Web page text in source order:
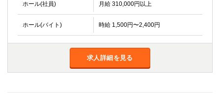
ホール(社員) 月給 310,000円以上
ホール(バイト) 時給 1,500円〜2,400円
求人詳細を見る
①歌舞伎町 ②新宿 ③西部新宿 ③東新宿
①銀座 ②新橋
錦糸町(南口)
蒲田(西口)
清瀬（南口）
①東武練馬 ②成増・板橋 ③大山 ②池袋
池袋東口
大井町
大泉学園
下赤塚